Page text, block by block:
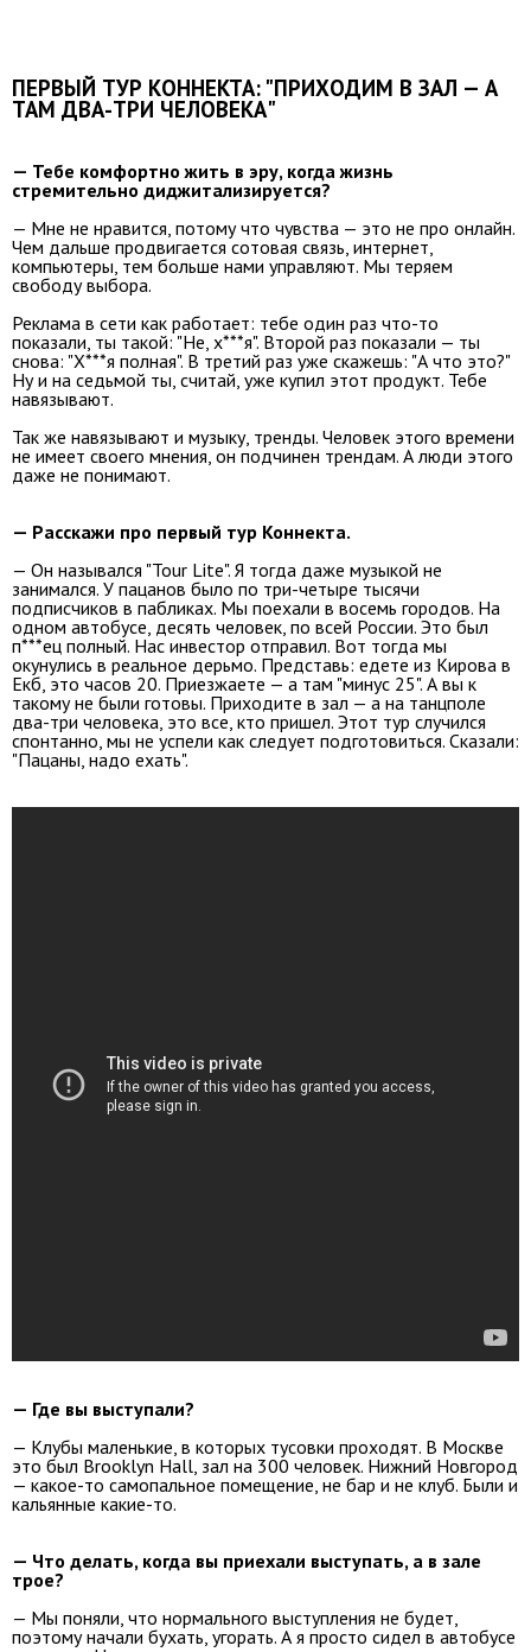
ПЕРВЫЙ ТУР КОННЕКТА: "ПРИХОДИМ В ЗАЛ — А
ТАМ ДВА-ТРИ ЧЕЛОВЕКА"
— Тебе комфортно жить в эру, когда жизнь
стремительно диджитализируется?
— Мне не нравится, потому что чувства — это не про онлайн.
Чем дальше продвигается сотовая связь, интернет,
компьютеры, тем больше нами управляют. Мы теряем
свободу выбора.
Реклама в сети как работает: тебе один раз что-то
показали, ты такой: "Не, х***я". Второй раз показали — ты
снова: "Х***я полная". В третий раз уже скажешь: "А что это?"
Ну и на седьмой ты, считай, уже купил этот продукт. Тебе
навязывают.
Так же навязывают и музыку, тренды. Человек этого времени
не имеет своего мнения, он подчинен трендам. А люди этого
даже не понимают.
— Расскажи про первый тур Коннекта.
— Он назывался "Tour Lite". Я тогда даже музыкой не
занимался. У пацанов было по три-четыре тысячи
подписчиков в пабликах. Мы поехали в восемь городов. На
одном автобусе, десять человек, по всей России. Это был
п***ец полный. Нас инвестор отправил. Вот тогда мы
окунулись в реальное дерьмо. Представь: едете из Кирова в
Екб, это часов 20. Приезжаете — а там "минус 25". А вы к
такому не были готовы. Приходите в зал — а на танцполе
два-три человека, это все, кто пришел. Этот тур случился
спонтанно, мы не успели как следует подготовиться. Сказали:
"Пацаны, надо ехать".
— Где вы выступали?
— Клубы маленькие, в которых тусовки проходят. В Москве
это был Brooklyn Hall, зал на 300 человек. Нижний Новгород
— какое-то самопальное помещение, не бар и не клуб. Были и
кальянные какие-то.
— Что делать, когда вы приехали выступать, а в зале
трое?
— Мы поняли, что нормального выступления не будет,
поэтому начали бухать, угорать. А я просто сидел в автобусе